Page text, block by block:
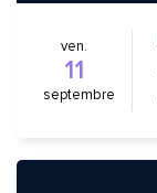
ven.
11
septembre